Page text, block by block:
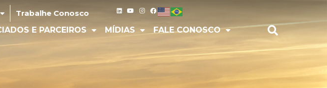
Trabalhe Conosco
E PARCEIROS MÍDIAS FALE CONOSCO
Trabalhe Conosco
E PARCEIROS MÍDIAS FALE CONOSCO